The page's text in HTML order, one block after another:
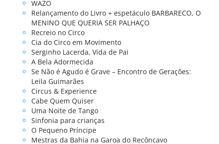
WAZO
Relançamento do Livro + espetáculo BARBARECO, O
MENINO QUE QUERIA SER PALHAÇO
Recreio no Circo
Cia do Circo em Movimento
Serginho Lacerda, Vida de Pai
A Bela Adormecida
Se Não é Agudo é Grave – Encontro de Gerações:
Leila Guimarães
Circus & Experience
Cabe Quem Quiser
Uma Noite de Tango
Sinfonia para crianças
O Pequeno Príncipe
Mestras da Bahia na Garoa do Recôncavo